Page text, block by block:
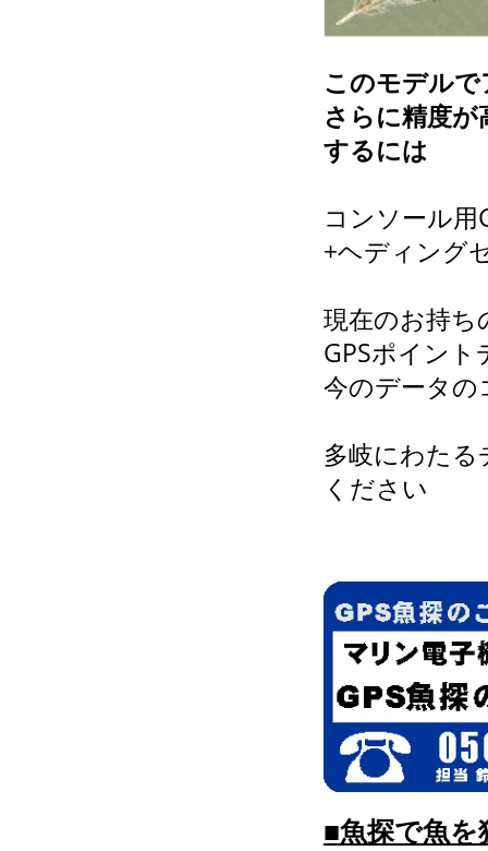
このモデル
さらに精度
するには
コンソール
+ヘディング
現在のお持
GPSポイン
今のデータ
多岐にわた
ください
■魚探で魚